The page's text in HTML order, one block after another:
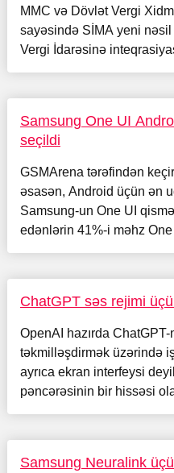
MMC və Dövlət Vergi
sayəsində SİMA yeni nəsil
Vergi İdarəsinə
Samsung One UI
seçildi
GSMArena tərəfindən
əsasən, Android üçün ən
Samsung-un One UI
edənlərin 41%-i məhz
ChatGPT səs rejimi
OpenAI hazırda
təkmilləşdirmək üzərində
ayrıca ekran interfeysi
pəncərəsinin bir hissəsi
Samsung Neuralink